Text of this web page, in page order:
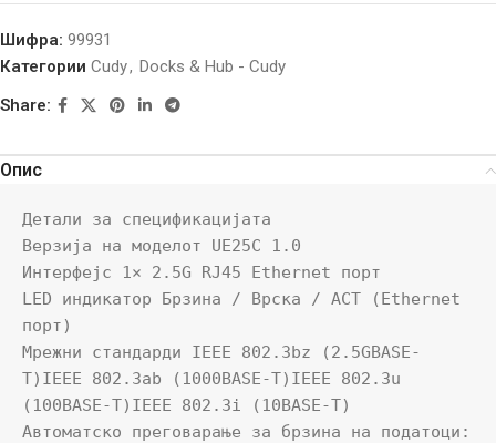
Шифра: 99931
Категории Cudy, Docks & Hub - Cudy
Share:
Опис
Детали за спецификацијата
Верзија на моделот UE25C 1.0
Интерфејс 1× 2.5G RJ45 Ethernet порт
LED индикатор Брзина / Врска / ACT (Ethernet
порт)
Мрежни стандарди IEEE 802.3bz (2.5GBASE-
T)IEEE 802.3ab (1000BASE-T)IEEE 802.3u
(100BASE-T)IEEE 802.3i (10BASE-T)
Автоматско преговарање за брзина на податоци: